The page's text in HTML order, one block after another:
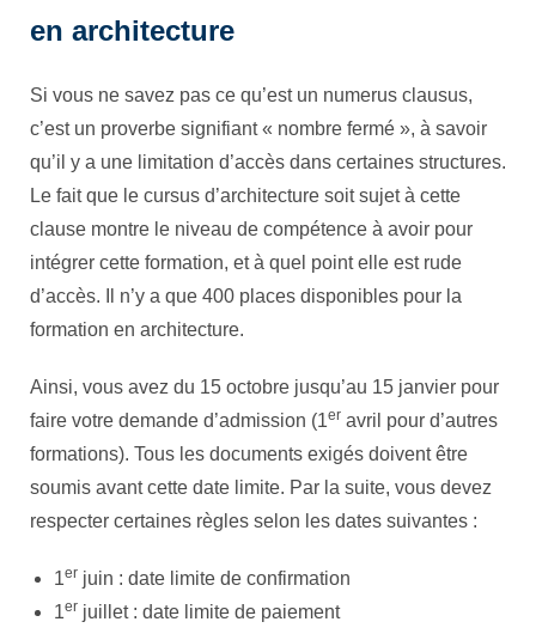
en architecture
Si vous ne savez pas ce qu’est un numerus clausus,
c’est un proverbe signifiant « nombre fermé », à savoir
qu’il y a une limitation d’accès dans certaines structures.
Le fait que le cursus d’architecture soit sujet à cette
clause montre le niveau de compétence à avoir pour
intégrer cette formation, et à quel point elle est rude
d’accès. Il n’y a que 400 places disponibles pour la
formation en architecture.
Ainsi, vous avez du 15 octobre jusqu’au 15 janvier pour
faire votre demande d’admission (1er avril pour d’autres
formations). Tous les documents exigés doivent être
soumis avant cette date limite. Par la suite, vous devez
respecter certaines règles selon les dates suivantes :
1er juin : date limite de confirmation
1er juillet : date limite de paiement